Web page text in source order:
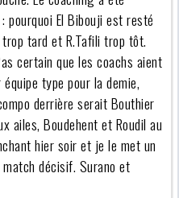
pourquoi El Bibouji est resté
tard et R.Tafili trop tôt.
certain que les coachs aient
type pour la demie,
derrière serait Bouthier
ailes, Boudehent et Roudil au
hier soir et je le met un
décisif. Surano et